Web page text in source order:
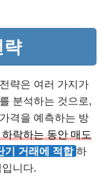
략
략은 여러 가지가
분석하는 것으로,
격을 예측하는 방
락하는 동안 매도
기 거래에 적합 하
니다.